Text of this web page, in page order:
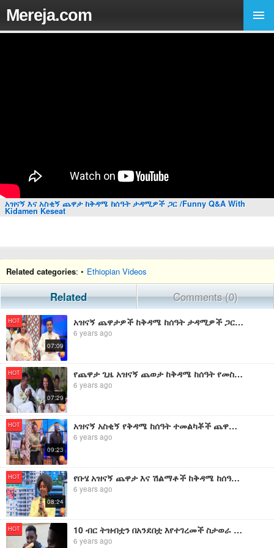
Mereja.com
አዝናኝ እና አስቂኝ ጨዋታ ከቅዳሜ ከሰዓት ታዳሚዎች ጋር /Funny Q&A With
Kidamen Keseat
Related categories: • Ethiopian Videos
Related Comments (0)
HOT
07:09
አዝናኝ ጨዋታዎች ከቅዳሜ ከሰዓት ታዳሚዎች ጋር/Kidamen Keseat Funny Game
6 years ago
HOT
07:29
የጨዋታ ጊዜ አዝናኝ ጨወታ ከቅዳሜ ከሰዓት የመስቀል በዓል ታዳሚዎች ጋር/Ye Chewata Gize With Kidamen Keseat
6 years ago
HOT
09:23
አዝናኝ አስቂኝ የቅዳሜ ከሰዓት ተመልካቾች ጨዋታዎች በቅዳሜ ከሰዓት /Kidamen Keseat Funny Game With Aoudencess
6 years ago
HOT
08:24
የቡሄ አዝናኝ ጨዋታ እና ሽልማቶች ከቅዳሜ ከሰዓት ተመልካቾች ጋር /Kidamen Keseat With Funny Buhe Game
6 years ago
HOT 10 ብር ትዝብቷን በአንደበቷ እየተገረመች ስታወራ ልዩ አዝናኝ ድራማ ከቅዳሜ ከሰዓት/Kidamen Keseat 10 Birr Funny Comment
6 years ago